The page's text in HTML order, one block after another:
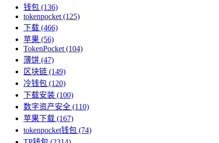
钱包 (136)
tokenpocket (125)
下载 (466)
苹果 (56)
TokenPocket (104)
薄饼 (47)
区块链 (149)
冷钱包 (120)
下载安装 (100)
数字资产安全 (110)
苹果下载 (167)
tokenpocket钱包 (74)